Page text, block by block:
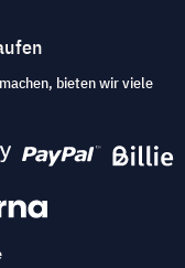
bieten wir viele